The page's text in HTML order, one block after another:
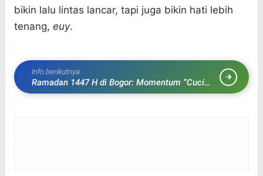
bikin lalu lintas lancar, tapi juga bikin hati lebih
tenang, euy.
Info berikutnya
Ramadan 1447 H di Bogor: Momentum “Cuci
Gudang” Dosa dan Bahagia Bersama Al-Qur’an